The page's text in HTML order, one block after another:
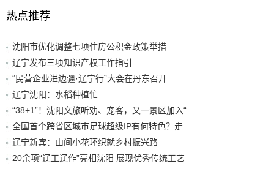
热点推荐
沈阳市优化调整七项住房公积金政策举措
辽宁发布三项知识产权工作指引
“民营企业进边疆·辽宁行”大会在丹东召开
辽宁沈阳：水稻种植忙
辽宁新宾：山间小花环织就乡村振兴路
20余项“辽工辽作”亮相沈阳 展现优秀传统工艺